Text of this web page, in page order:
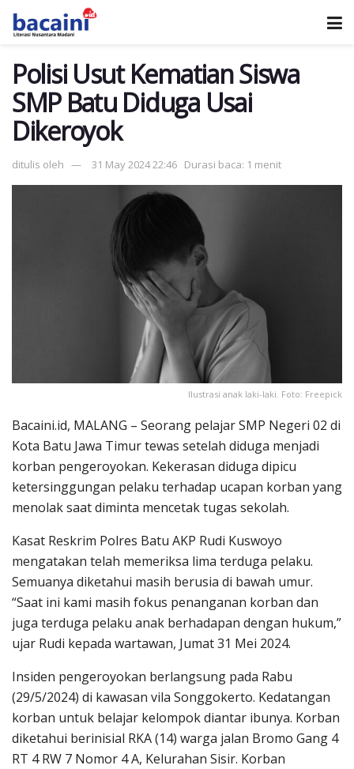
Polisi Usut Kematian Siswa
SMP Batu Diduga Usai
Dikeroyok
ditulis oleh 31 May 2024 22:46 Durasi baca: 1 menit
Ilustrasi anak laki-laki. Foto: Freepick
Bacaini.id, MALANG – Seorang pelajar SMP Negeri 02 di
Kota Batu Jawa Timur tewas setelah diduga menjadi
korban pengeroyokan. Kekerasan diduga dipicu
ketersinggungan pelaku terhadap ucapan korban yang
menolak saat diminta mencetak tugas sekolah.
Kasat Reskrim Polres Batu AKP Rudi Kuswoyo
mengatakan telah memeriksa lima terduga pelaku.
Semuanya diketahui masih berusia di bawah umur.
“Saat ini kami masih fokus penanganan korban dan
juga terduga pelaku anak berhadapan dengan hukum,”
ujar Rudi kepada wartawan, Jumat 31 Mei 2024.
Insiden pengeroyokan berlangsung pada Rabu
(29/5/2024) di kawasan vila Songgokerto. Kedatangan
korban untuk belajar kelompok diantar ibunya. Korban
diketahui berinisial RKA (14) warga jalan Bromo Gang 4
RT 4 RW 7 Nomor 4 A, Kelurahan Sisir. Korban